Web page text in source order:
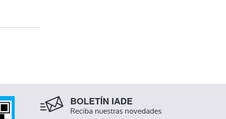
BOLETÍN IADE
Reciba nuestras novedades